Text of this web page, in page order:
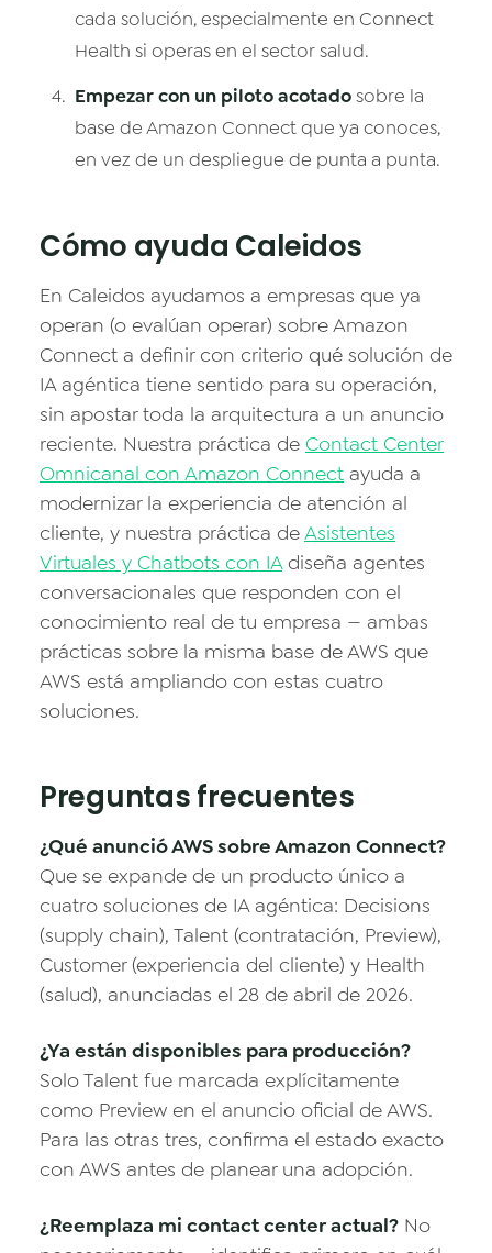
cada solución, especialmente en Connect
Health si operas en el sector salud.
Empezar con un piloto acotadosobre la
base de Amazon Connect que ya conoces,
en vez de un despliegue de punta a punta.
Cómo ayuda Caleidos
En Caleidos ayudamos a empresas que ya
operan (o evalúan operar) sobre Amazon
Connect a definir con criterio qué solución de
IA agéntica tiene sentido para su operación,
sin apostar toda la arquitectura a un anuncio
reciente. Nuestra práctica de Contact Center
Omnicanal con Amazon Connect ayuda a
modernizar la experiencia de atención al
cliente, y nuestra práctica deAsistentes
Virtuales y Chatbots con IAdiseña agentes
conversacionales que responden con el
conocimiento real de tu empresa — ambas
prácticas sobre la misma base de AWS que
AWS está ampliando con estas cuatro
soluciones.
Preguntas frecuentes
¿Qué anunció AWS sobre Amazon Connect?
Que se expande de un producto único a
cuatro soluciones de IA agéntica: Decisions
(supply chain), Talent (contratación, Preview),
Customer (experiencia del cliente) y Health
(salud), anunciadas el 28 de abril de 2026.
¿Ya están disponibles para producción?
Solo Talent fue marcada explícitamente
como Preview en el anuncio oficial de AWS.
Para las otras tres, confirma el estado exacto
con AWS antes de planear una adopción.
¿Reemplaza mi contact center actual? No